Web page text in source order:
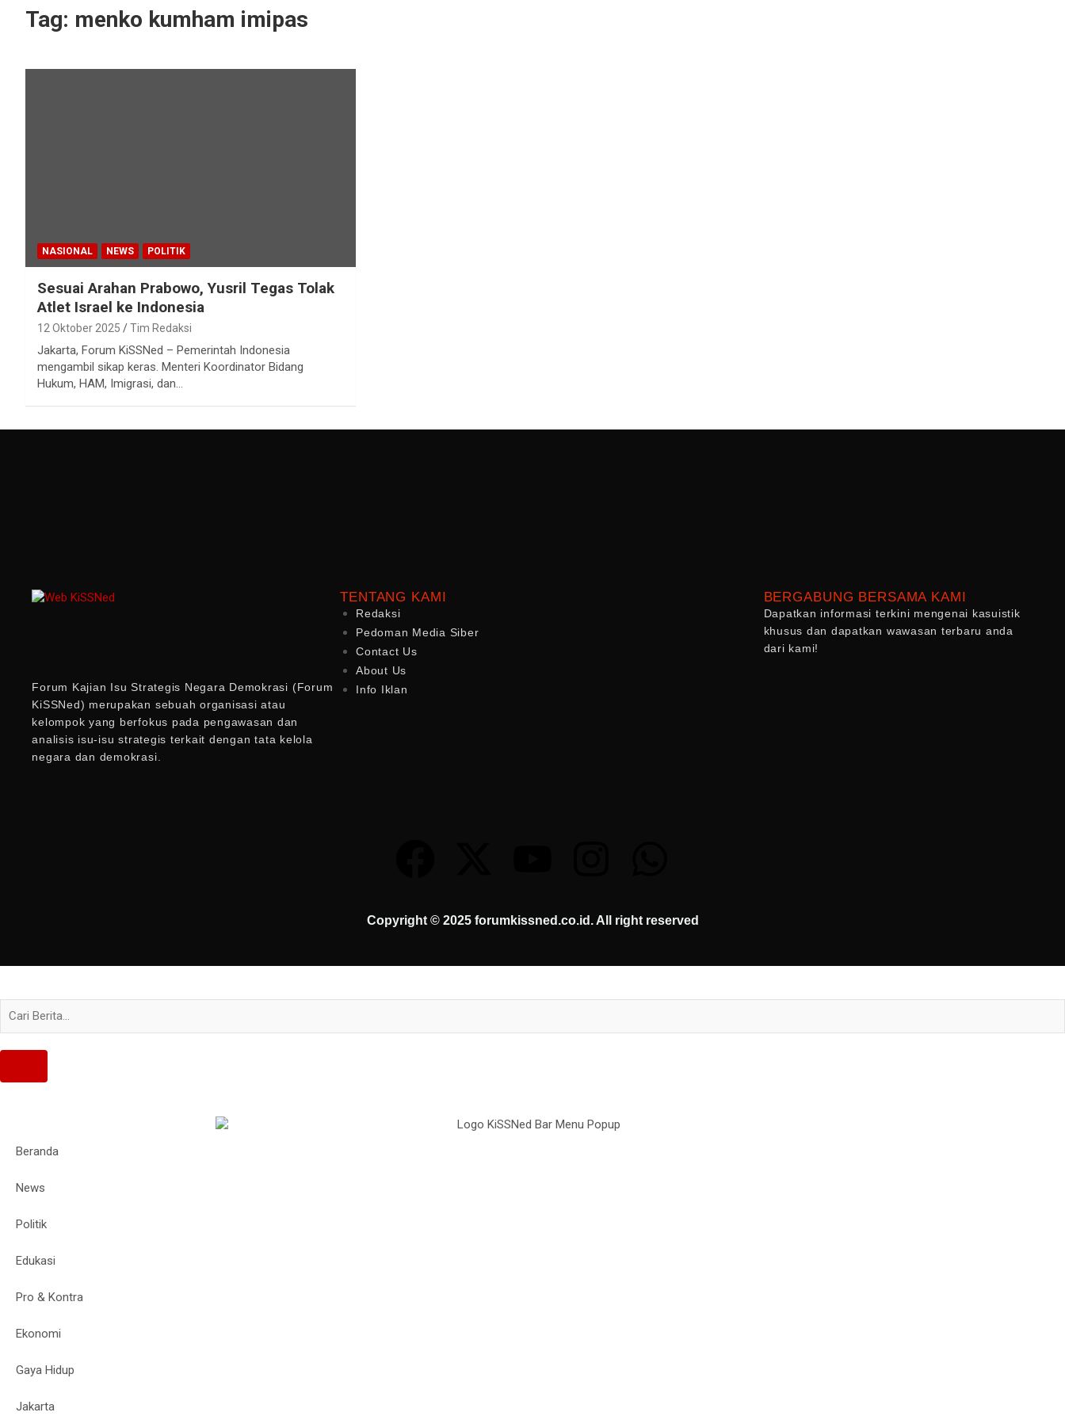
Tag: menko kumham imipas
NASIONAL NEWS POLITIK
Sesuai Arahan Prabowo, Yusril Tegas Tolak
Atlet Israel ke Indonesia
12 Oktober 2025 Tim Redaksi
Jakarta, Forum KiSSNed – Pemerintah Indonesia
mengambil sikap keras. Menteri Koordinator Bidang
Hukum, HAM, Imigrasi, dan…
Forum Kajian Isu Strategis Negara Demokrasi (Forum
KiSSNed) merupakan sebuah organisasi atau
kelompok yang berfokus pada pengawasan dan
analisis isu-isu strategis terkait dengan tata kelola
negara dan demokrasi.
TENTANG KAMI
Redaksi
Pedoman Media Siber
Contact Us
About Us
Info Iklan
BERGABUNG BERSAMA KAMI
Dapatkan informasi terkini mengenai kasuistik
khusus dan dapatkan wawasan terbaru anda
dari kami!
Copyright © 2025 forumkissned.co.id. All right reserved
Beranda
News
Politik
Edukasi
Pro & Kontra
Ekonomi
Gaya Hidup
Jakarta